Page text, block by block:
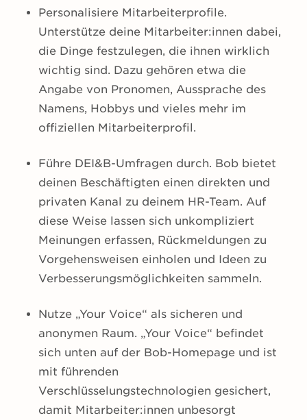
Personalisiere Mitarbeiterprofile.
Unterstütze deine Mitarbeiter:innen dabei,
die Dinge festzulegen, die ihnen wirklich
wichtig sind. Dazu gehören etwa die
Angabe von Pronomen, Aussprache des
Namens, Hobbys und vieles mehr im
offiziellen Mitarbeiterprofil.
Führe DEI&B-Umfragen durch. Bob bietet
deinen Beschäftigten einen direkten und
privaten Kanal zu deinem HR-Team. Auf
diese Weise lassen sich unkompliziert
Meinungen erfassen, Rückmeldungen zu
Vorgehensweisen einholen und Ideen zu
Verbesserungsmöglichkeiten sammeln.
Nutze „Your Voice“ als sicheren und
anonymen Raum. „Your Voice“ befindet
sich unten auf der Bob-Homepage und ist
mit führenden
Verschlüsselungstechnologien gesichert,
damit Mitarbeiter:innen unbesorgt